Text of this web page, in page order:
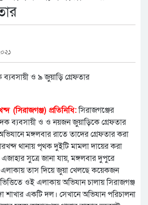
(সিরাজগঞ্জ) প্রতিনিধি:সিরাজগঞ্জের
ব্যবসায়ী ও ও নয়জন জুয়াড়িকে গ্রেফতার
মঙ্গলবার রাতে তাদের গ্রেফতার করা
থানায় পৃথক দুইটি মামলা দায়ের করা
সুত্রে জানা যায়, মঙ্গলবার দুপুরে
তাস দিয়ে জুয়া খেলছে কয়েকজন
ওই এলাকায় অভিযান চালায় সিরাজগঞ্জ
শাখার একটি দল। সেখানে অভিযান পরিচালনা